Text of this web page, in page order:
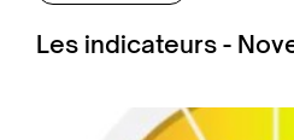
Les indicateurs -